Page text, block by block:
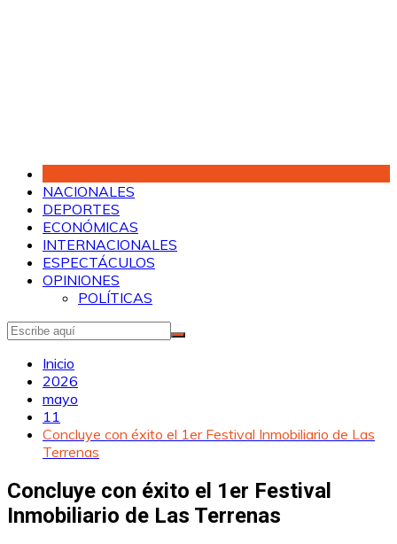
NACIONALES
DEPORTES
ECONÓMICAS
INTERNACIONALES
ESPECTÁCULOS
OPINIONES
POLÍTICAS
Inicio
2026
mayo
11
Concluye con éxito el 1er Festival Inmobiliario de Las
Terrenas
Concluye con éxito el 1er Festival
Inmobiliario de Las Terrenas